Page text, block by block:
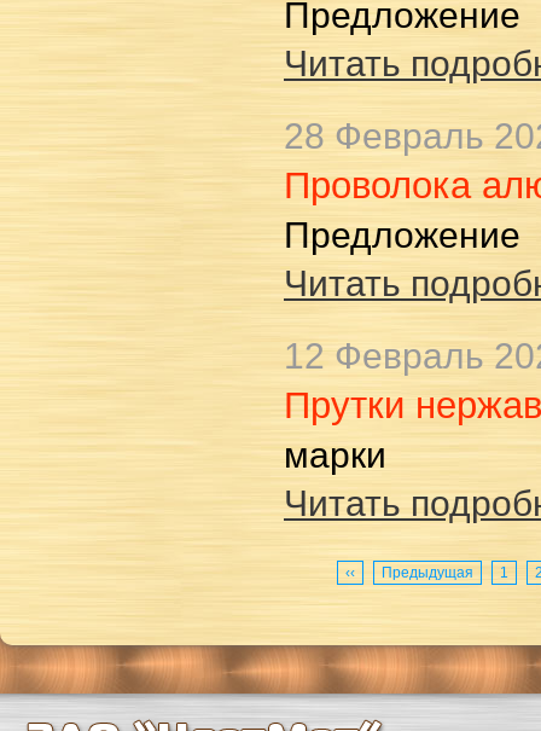
Предложение
Читать
28 Февраль
Проволока
Предложение
Читать
12 Февраль
Прутки
марки
Читать
‹‹ Предыдущая 1